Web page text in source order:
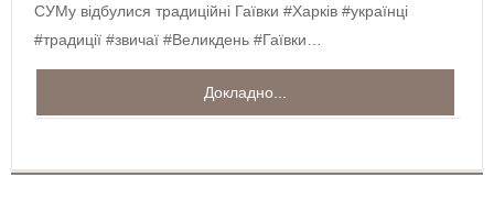
СУМу відбулися традиційні Гаївки #Харків #українці
#традиції #звичаї #Великдень #Гаївки…
Докладно...